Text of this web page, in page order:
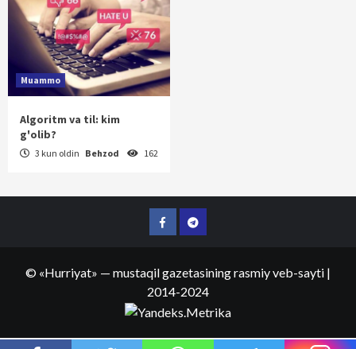
Muammo
Algoritm va til: kim
g'olib?
3 kun oldin Behzod 162
FacebookTelegram
© «Hurriyat» — mustaqil gazetasining rasmiy veb-sayti |
2014-2024